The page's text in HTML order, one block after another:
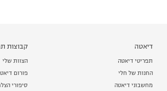
דיאטה
תפריטי דיאטה
החנות של חלי
מחשבוני דיאטה
קבוצות
הצוות שלי
פורום
סיפורי